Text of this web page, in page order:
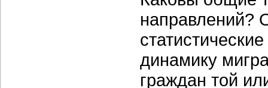
направлений?
динамику
граждан той